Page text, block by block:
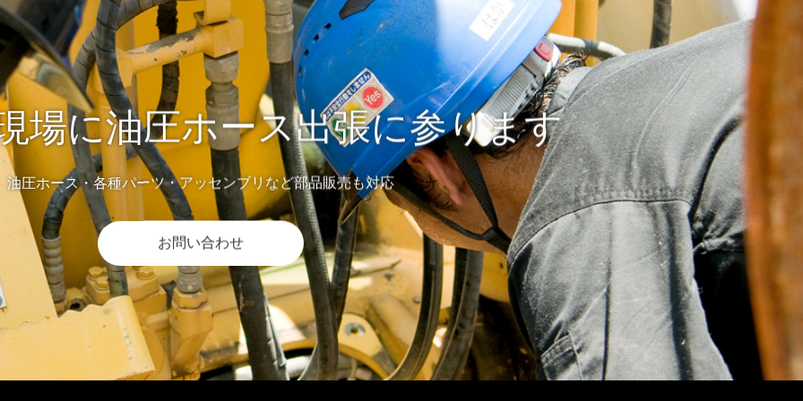
場に油圧ホース出張に参ります
油圧ホース・各種パーツ・アッセンブリなど部品販売も対応
お問い合わせ